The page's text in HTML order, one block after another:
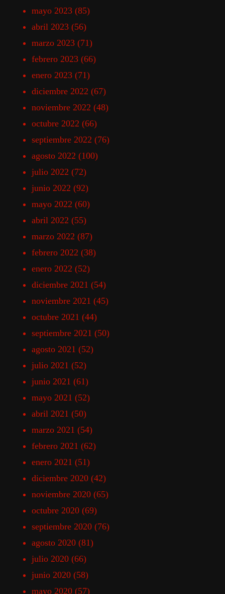
mayo 2023 (85)
abril 2023 (56)
marzo 2023 (71)
febrero 2023 (66)
enero 2023 (71)
diciembre 2022 (67)
noviembre 2022 (48)
octubre 2022 (66)
septiembre 2022 (76)
agosto 2022 (100)
julio 2022 (72)
junio 2022 (92)
mayo 2022 (60)
abril 2022 (55)
marzo 2022 (87)
febrero 2022 (38)
enero 2022 (52)
diciembre 2021 (54)
noviembre 2021 (45)
octubre 2021 (44)
septiembre 2021 (50)
agosto 2021 (52)
julio 2021 (52)
junio 2021 (61)
mayo 2021 (52)
abril 2021 (50)
marzo 2021 (54)
febrero 2021 (62)
enero 2021 (51)
diciembre 2020 (42)
noviembre 2020 (65)
octubre 2020 (69)
septiembre 2020 (76)
agosto 2020 (81)
julio 2020 (66)
junio 2020 (58)
mayo 2020 (57)